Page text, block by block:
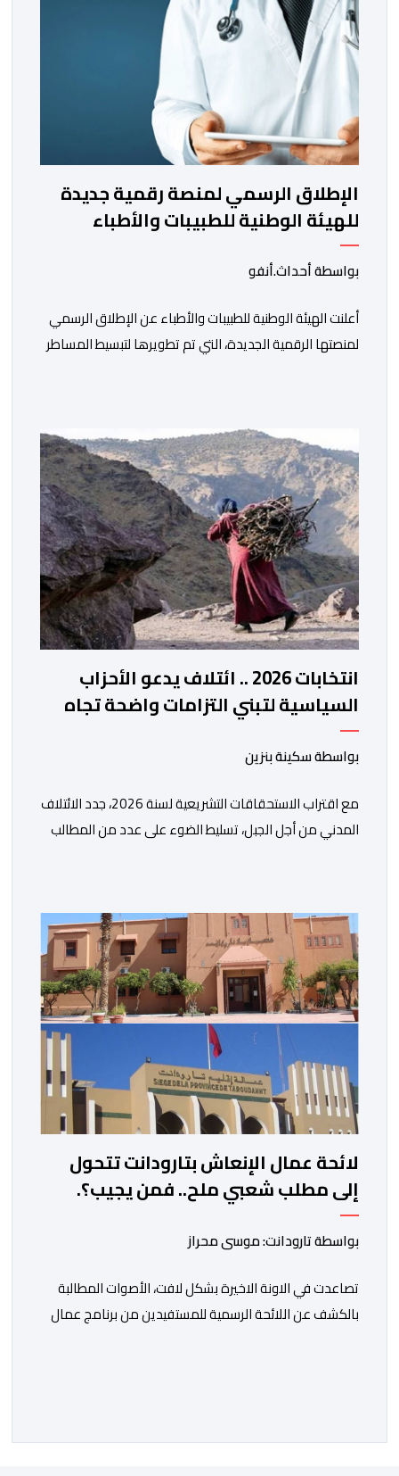
الإطلاق الرسمي لمنصة رقمية جديدة
للهيئة الوطنية للطبيبات والأطباء
بواسطة أحداث.أنفو
أعلنت الهيئة الوطنية للطبيبات والأطباء عن الإطلاق الرسمي
لمنصتها الرقمية الجديدة، التي تم تطويرها لتبسيط المساطر
للهيئة إلى جانب الهيئة الوطنية. وذكر بلاغ للهيئة أن هذه
المنصة، التي تم إطلاقها في إطار استراتيجيتها الرامية إلى
التحديث والتحول الرقمي، تشكل خطوة مهمة في […]
انتخابات 2026 .. ائتلاف يدعو الأحزاب
السياسية لتبني التزامات واضحة تجاه
المناطق الجبلية
بواسطة سكينة بنزين
مع اقتراب الاستحقاقات التشريعية لسنة 2026، جدد الائتلاف
المدني من أجل الجبل، تسليط الضوء على عدد من المطالب
ادراج 10 التزامات ضمن برامجها الانتخابية المنتظرة، في إطار
تعاقد سياسي مع المناطق الجبلية والانتقال من الوعود
الانتخابية إلى التزامات عملية […]
لائحة عمال الإنعاش بتارودانت تتحول
إلى مطلب شعبي ملح.. فمن يجيب؟.
بواسطة تارودانت: موسى محراز
تصاعدت في الاونة الاخيرة بشكل لافت، الأصوات المطالبة
بالكشف عن اللائحة الرسمية للمستفيدين من برنامج عمال
بن طوطو، ثم شخص اخر […]